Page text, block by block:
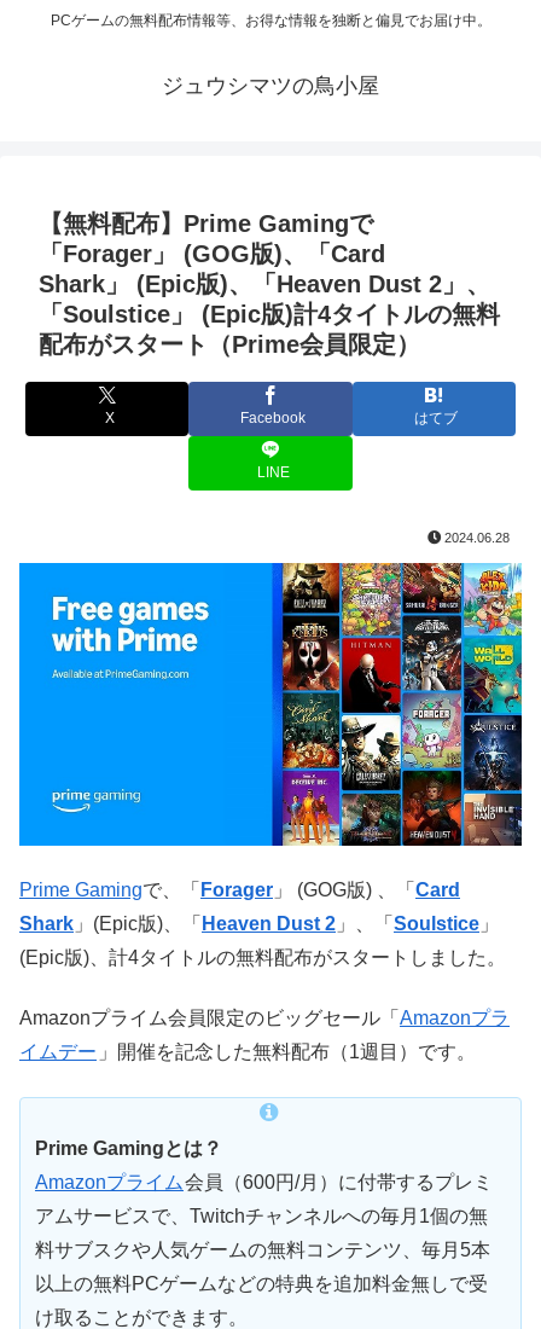
PCゲームの無料配布情報等、お得な情報を独断と偏見でお届け中。
ジュウシマツの鳥小屋
【無料配布】Prime Gamingで
「Forager」 (GOG版)、「Card
Shark」 (Epic版)、「Heaven Dust 2」、
「Soulstice」 (Epic版)計4タイトルの無料
配布がスタート（Prime会員限定）
X Facebook はてブ
LINE
2024.06.28
Prime Gamingで、「 Forager 」 (GOG版) 、「 Card
Shark 」(Epic版)、「 Heaven Dust 2 」、「 Soulstice 」
(Epic版)、計4タイトルの無料配布がスタートしました。
Amazonプライム会員限定のビッグセール「 Amazonプラ
イムデー 」開催を記念した無料配布（1週目）です。
Prime Gamingとは？
Amazonプライム会員（600円/月）に付帯するプレミ
アムサービスで、Twitchチャンネルへの毎月1個の無
料サブスクや人気ゲームの無料コンテンツ、毎月5本
以上の無料PCゲームなどの特典を追加料金無しで受
け取ることができます。